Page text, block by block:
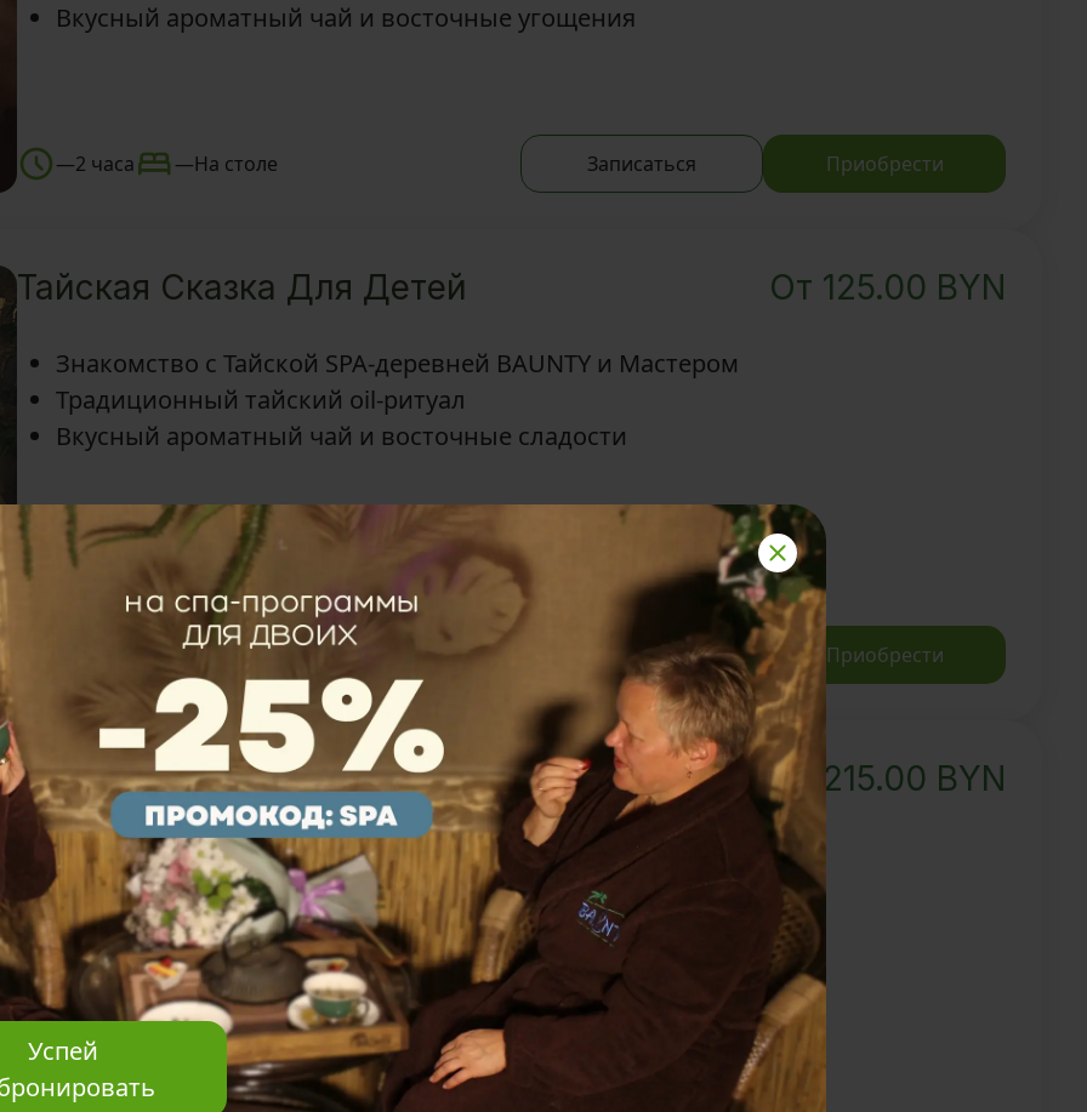
Успей
Вкусный ароматный чай и восточные угощения
—2 часа —На столе Записаться Приобрести
Тайская Сказка Для Детей От 125.00 BYN
Знакомство с Тайской SPA-деревней BAUNTY и Мастером
Традиционный тайский oil-ритуал
Вкусный ароматный чай и восточные сладости
от 1 часа 15 мин Записаться Приобрести
Спокойная волна 215.00 BYN
Знакомство с Тайской SPA-деревней BAUNTY и Мастером
Посещение SPA-зоны: кедровая фитобочка 15 мин
Традиционный oil-ритуал 1 час
Вкусный ароматный чай и восточные угощения